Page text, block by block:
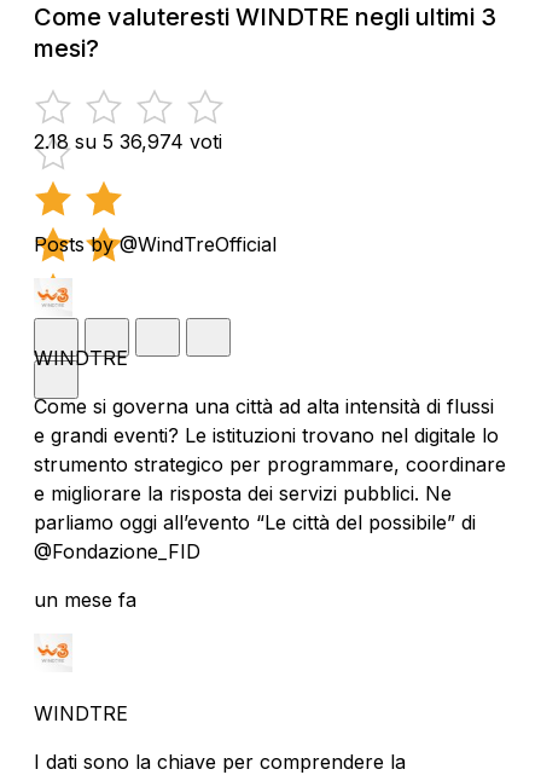
Come valuteresti WINDTRE negli ultimi 3
mesi?
2.18 su 5 36,974 voti
Posts by @WindTreOfficial
WINDTRE
Come si governa una città ad alta intensità di flussi
e grandi eventi? Le istituzioni trovano nel digitale lo
strumento strategico per programmare, coordinare
e migliorare la risposta dei servizi pubblici. Ne
parliamo oggi all’evento “Le città del possibile” di
@Fondazione_FID
un mese fa
WINDTRE
I dati sono la chiave per comprendere la